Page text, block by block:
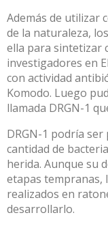
Además de utilizar
de la naturaleza,
ella para sintetizar
investigadores en
con actividad
Komodo. Luego
llamada DRGN-1
DRGN-1 podría
cantidad de
herida. Aunque su
etapas tempranas,
realizados en
desarrollarlo.